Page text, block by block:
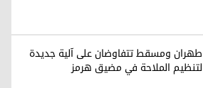
طهران ومسقط تتفاوضان على آلية جديدة
لتنظيم الملاحة في مضيق هرمز